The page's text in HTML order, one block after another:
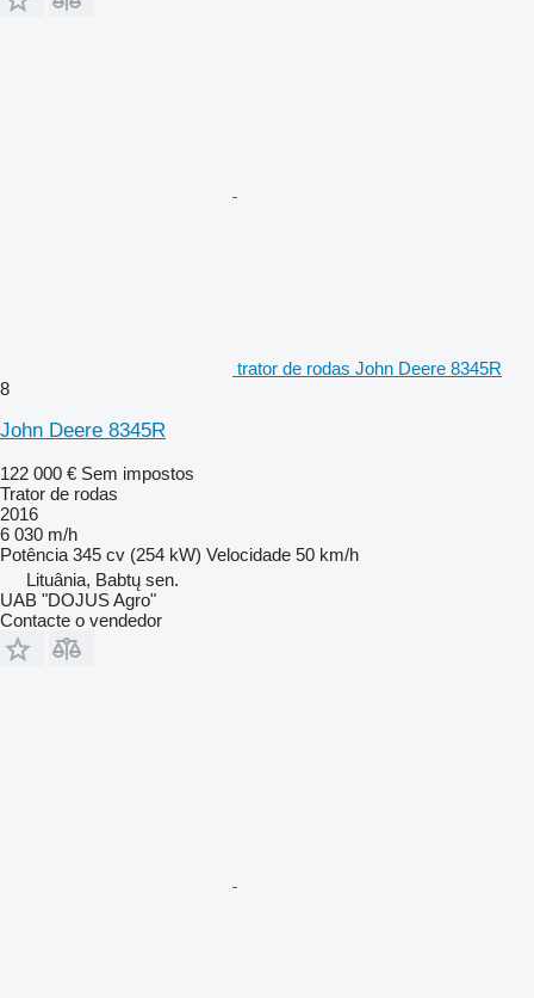
trator de rodas John Deere 8345R
8
John Deere 8345R
122 000 € Sem impostos
Trator de rodas
2016
6 030 m/h
Potência 345 cv (254 kW) Velocidade 50 km/h
Lituânia, Babtų sen.
UAB "DOJUS Agro"
Contacte o vendedor